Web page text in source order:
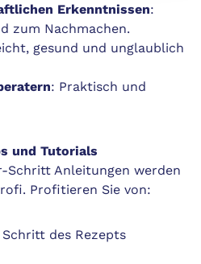
Erkenntnissen:
zum Nachmachen.
gesund und unglaublich
: Praktisch und
und Tutorials
Anleitungen werden
Profitieren Sie von:
des Rezepts